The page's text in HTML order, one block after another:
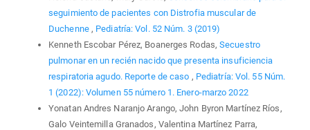
seguimiento de pacientes con Distrofia muscular de
Duchenne , Pediatría: Vol. 52 Núm. 3 (2019)
Kenneth Escobar Pérez, Boanerges Rodas,Secuestro
pulmonar en un recién nacido que presenta insuficiencia
respiratoria agudo. Reporte de caso , Pediatría: Vol. 55 Núm.
1 (2022): Volumen 55 número 1. Enero-marzo 2022
Yonatan Andres Naranjo Arango, John Byron Martínez Ríos,
Galo Veintemilla Granados, Valentina Martínez Parra,